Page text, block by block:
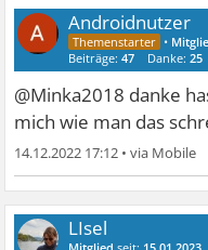
Androidnutzer
•
Beiträge:47 Danke:25
@Minka2018 danke
mich wie man das
14.12.2022 17:12 •
LIsel